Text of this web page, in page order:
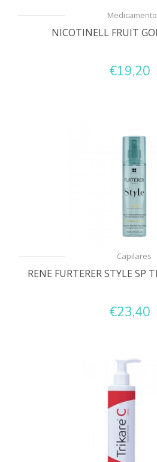
NICOTINELL FRUIT
€19,20
Capilares
RENE FURTERER STYLE SP
€23,40